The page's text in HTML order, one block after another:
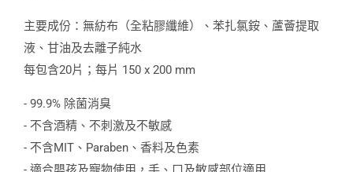
主要成份：無紡布（全粘膠纖維）、苯扎氯銨、蘆薈提取
液、甘油及去離子純水
每包含20片；每片 150 x 200 mm
- 99.9% 除菌消臭
- 不含酒精、不刺激及不敏感
- 不含MIT、Paraben、香料及色素